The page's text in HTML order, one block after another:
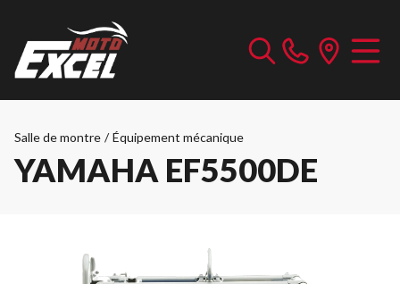
Salle de montre / Équipement mécanique
YAMAHA EF5500DE